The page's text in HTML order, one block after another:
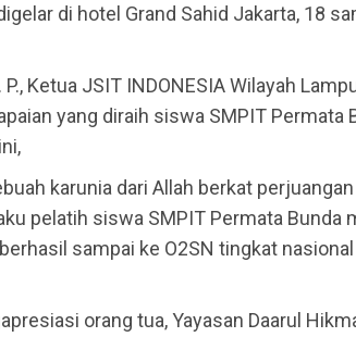
di hotel Grand Sahid Jakarta, 18
P., Ketua JSIT INDONESIA Wilayah
yang diraih siswa SMPIT Permata
karunia dari Allah berkat
pelatih siswa SMPIT Permata Bunda
sampai ke O2SN tingkat
orang tua, Yayasan Daarul